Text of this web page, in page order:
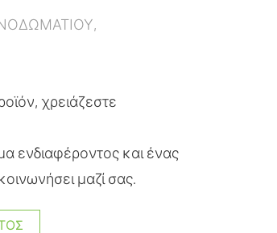
,
χρειάζεστε
ενδιαφέροντος και ένας
μαζί σας.